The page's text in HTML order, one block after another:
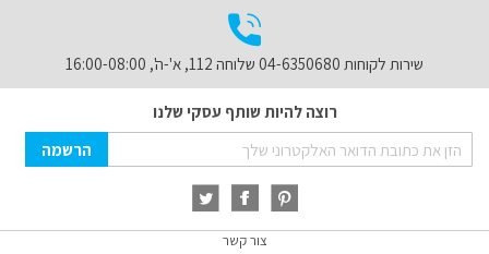
שירות לקוחות 04-6350680 שלוחה 112, א'-ה', 16:00-08:00
רוצה להיות שותף עסקי שלנו
Sign
Up
Newsletter:
הרשמה
צור קשר